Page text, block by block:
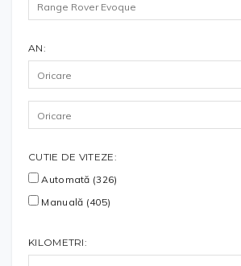
AN:
CUTIE DE VITEZE:
Automată (326)
Manuală (405)
KILOMETRI: